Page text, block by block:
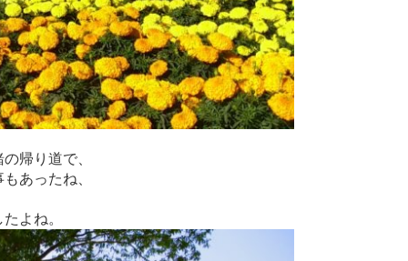
帰り道で、
あったね、
よね。